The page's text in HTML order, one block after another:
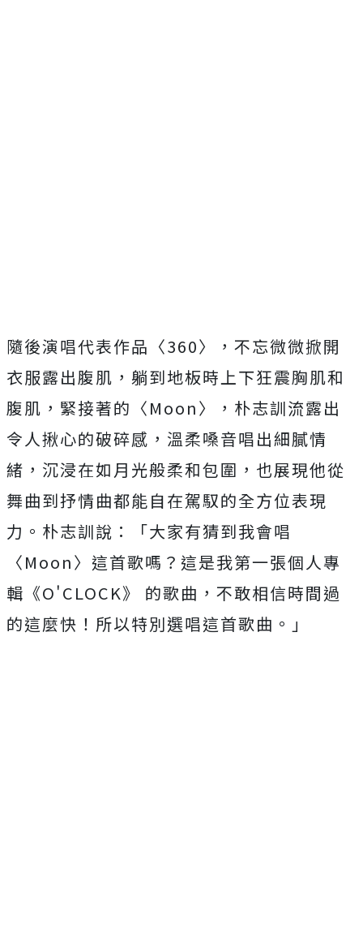
隨後演唱代表作品〈360〉，不忘微微掀開
衣服露出腹肌， 躺到地板時上下狂震胸肌和
腹肌，緊接著的〈Moon〉， 朴志訓流露出
令人揪心的破碎感，溫柔嗓音唱出細膩情
緒， 沉浸在如月光般柔和包圍， 也展現他從
舞曲到抒情曲都能自在駕馭的全方位表現
力。朴志訓說：
「大家有猜到我會唱
〈Moon〉這首歌嗎？ 這是我第一張個人專
輯《O'CLOCK》 的歌曲，不敢相信時間過
的這麼快！所以特別選唱這首歌曲。」